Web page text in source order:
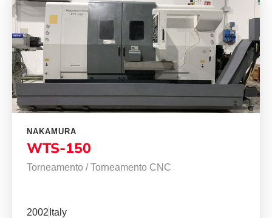
NAKAMURA
WTS-150
Torneamento /Torneamento CNC
2002 Italy